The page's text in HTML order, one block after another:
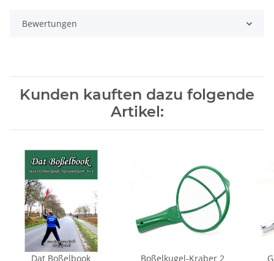
Bewertungen
Kunden kauften dazu folgende
Artikel:
Dat Boßelbook
Boßelkugel-Kraber 2